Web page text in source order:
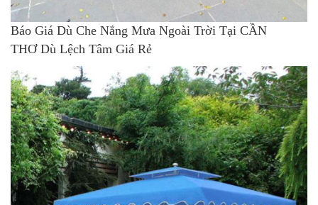
Báo Giá Dù Che Nắng Mưa Ngoài Trời Tại CẦN
THƠ Dù Lệch Tâm Giá Rẻ